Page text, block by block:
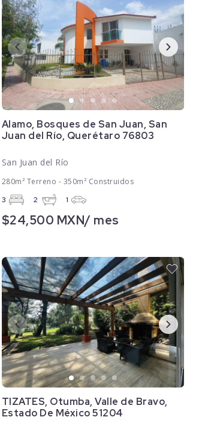
Alamo, Bosques de San Juan, San
Juan del Río, Querétaro 76803
San Juan del Río
280m² Terreno - 350m² Construidos
3 2 1
$24,500 MXN/ mes
TIZATES, Otumba, Valle de Bravo,
Estado De México 51204